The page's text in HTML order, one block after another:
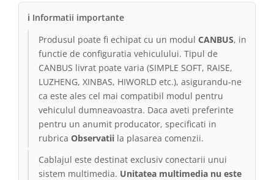
ℹ Informatii importante
Produsul poate fi echipat cu un modul CANBUS, in
functie de configuratia vehiculului. Tipul de
CANBUS livrat poate varia (SIMPLE SOFT, RAISE,
LUZHENG, XINBAS, HIWORLD etc.), asigurandu-ne
ca este ales cel mai compatibil modul pentru
vehiculul dumneavoastra. Daca aveti preferinte
pentru un anumit producator, specificati in
rubrica Observatii la plasarea comenzii.
Cablajul este destinat exclusiv conectarii unui
sistem multimedia. Unitatea multimedia nu este